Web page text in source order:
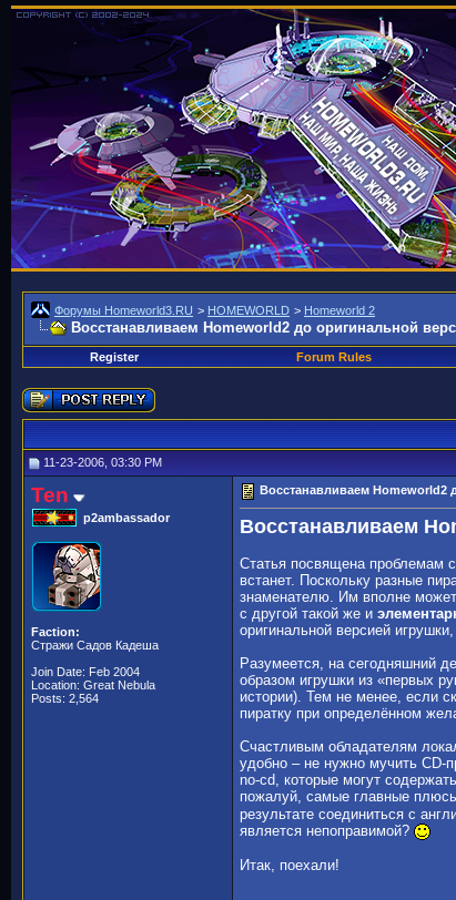
Форумы Homeworld3.RU > HOMEWORLD > Homeworld 2
Восстанавливаем Homeworld2 до оригинальной
Register
Forum Rules
11-23-2006, 03:30 PM
Ten
p2ambassador
Faction:
Стражи Садов Кадеша
Join Date: Feb 2004
Location: Great Nebula
Posts: 2,564
Восстанавливаем Homeworld2
Восстанавливаем
Статья посвящена проблемам
встанет. Поскольку разные
знаменателю. Им вполне
с другой такой же и
оригинальной версией
Разумеется, на сегодняшний
образом игрушки из «первых
истории). Тем не менее, если
пиратку при определённом
Счастливым обладателям
удобно – не нужно мучить CD-
no-cd, которые могут
пожалуй, самые главные
результате соединиться с
является непоправимой?
Итак, поехали!